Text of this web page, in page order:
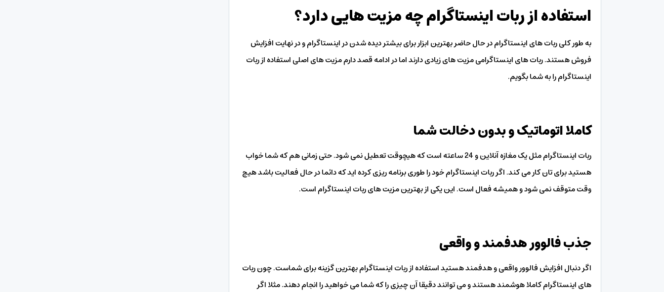
استفاده از ربات اینستاگرام چه مزیت هایی دارد؟
به طور کلی ربات های اینستاگرام در حال حاضر بهترین ابزار برای بیشتر دیده شدن در اینستاگرام و در نهایت افزایش
فروش هستند. ربات های اینستاگرامی مزیت های زیادی دارند اما در ادامه قصد دارم مزیت های اصلی استفاده از ربات
اینستاگرام را به شما بگویم.
کاملا اتوماتیک و بدون دخالت شما
ربات اینستاگرام مثل یک مغازه آنلاین و 24 ساعته است که هیچوقت تعطیل نمی شود. حتی زمانی هم که شما خواب
هستید برای تان کار می کند. اگر ربات اینستاگرام خود را طوری برنامه ریزی کرده اید که دائما در حال فعالیت باشد هیچ
وقت متوقف نمی شود و همیشه فعال است. این یکی از بهترین مزیت های ربات اینستاگرام است.
جذب فالوور هدفمند و واقعی
اگر دنبال افزایش فالوور واقعی و هدفمند هستید استفاده از ربات اینستاگرام بهترین گزینه برای شماست. چون ربات
های اینستاگرام کاملا هوشمند هستند و می توانند دقیقا آن چیزی را که شما می خواهید را انجام دهند. مثلا اگر